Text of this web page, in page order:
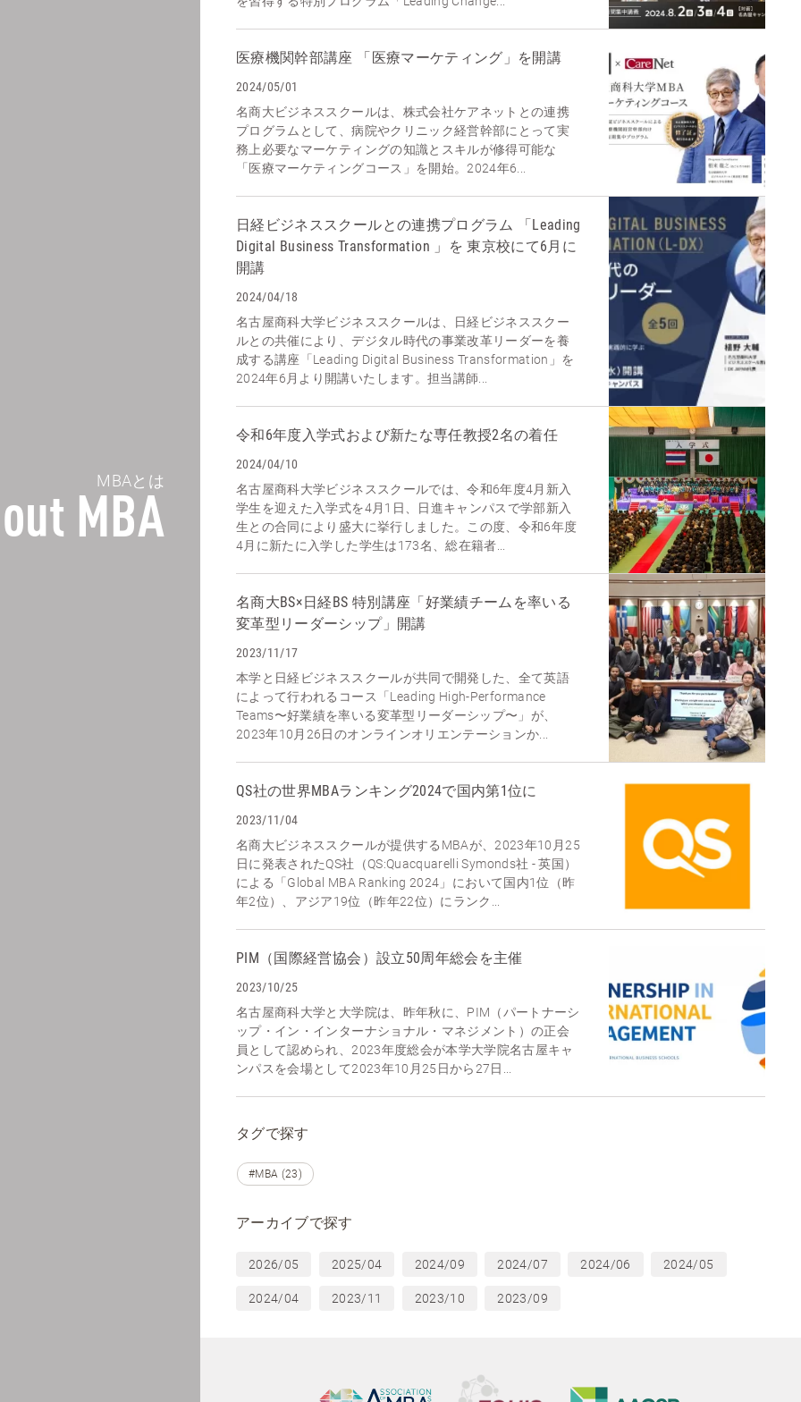
MBAとは
MBA
医療機関幹部講座 「医療マーケティング」を開講
2024/05/01
名商大ビジネススクールは、株式会社ケアネットとの連携
プログラムとして、病院やクリニック経営幹部にとって実
務上必要なマーケティングの知識とスキルが修得可能な
「医療マーケティングコース」を開始。2024年6...
日経ビジネススクールとの連携プログラム 「Leading
Digital Business Transformation 」を 東京校にて6月に
開講
2024/04/18
名古屋商科大学ビジネススクールは、日経ビジネススクー
ルとの共催により、デジタル時代の事業改革リーダーを養
成する講座「Leading Digital Business Transformation」を
2024年6月より開講いたします。担当講師...
令和6年度入学式および新たな専任教授2名の着任
2024/04/10
名古屋商科大学ビジネススクールでは、令和6年度4月新入
学生を迎えた入学式を4月1日、日進キャンパスで学部新入
生との合同により盛大に挙行しました。この度、令和6年度
4月に新たに入学した学生は173名、総在籍者...
名商大BS×日経BS 特別講座「好業績チームを率いる
変革型リーダーシップ」開講
2023/11/17
本学と日経ビジネススクールが共同で開発した、全て英語
によって行われるコース「Leading High-Performance
Teams〜好業績を率いる変革型リーダーシップ〜」が、
2023年10月26日のオンラインオリエンテーションか...
QS社の世界MBAランキング2024で国内第1位に
2023/11/04
名商大ビジネススクールが提供するMBAが、2023年10月25
日に発表されたQS社（QS:Quacquarelli Symonds社 - 英国）
による「Global MBA Ranking 2024」において国内1位（昨
年2位）、アジア19位（昨年22位）にランク...
PIM（国際経営協会）設立50周年総会を主催
2023/10/25
名古屋商科大学と大学院は、昨年秋に、PIM（パートナーシ
ップ・イン・インターナショナル・マネジメント）の正会
員として認められ、2023年度総会が本学大学院名古屋キャ
ンパスを会場として2023年10月25日から27日...
タグで探す
#MBA (23)
アーカイブで探す
2026/05 2025/04 2024/09 2024/07 2024/06 2024/05
2024/04 2023/11 2023/10 2023/09